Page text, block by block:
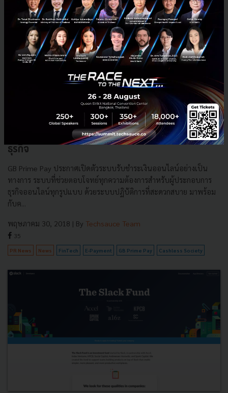
เปิดตัว GB Prime Pay ระบบชำระเงินออนไลน์สำหรับ
ธุรกิจ
GB Prime Pay ประกาศเปิดตัวระบบรับชำระเงินออนไลน์อย่างเป็น
ทางการ ระบบที่ช่วยตอบโจทย์ทุกความต้องการสำหรับผู้ประกอบการ
ธุรกิจออนไลน์ทุกรูปแบบ ด้วยระบบปฏิบัติการที่สะดวกสบาย มาพร้อม
กับค...
พฤษภาคม 30, 2018 | By Techsauce Team
35
PR News News FinTech E-Payment GB Prime Pay Cashless Society